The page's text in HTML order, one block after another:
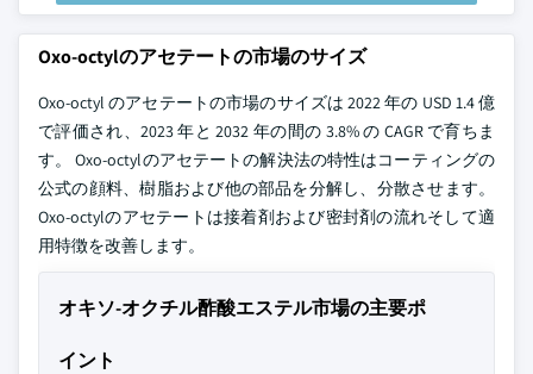
Oxo-octylのアセテートの市場のサイズ
Oxo-octyl のアセテートの市場のサイズは 2022 年の USD 1.4 億
で評価され、2023 年と 2032 年の間の 3.8% の CAGR で育ちま
す。 Oxo-octylのアセテートの解決法の特性はコーティングの
公式の顔料、樹脂および他の部品を分解し、分散させます。
Oxo-octylのアセテートは接着剤および密封剤の流れそして適
用特徴を改善します。
オキソ-オクチル酢酸エステル市場の主要ポ
イント